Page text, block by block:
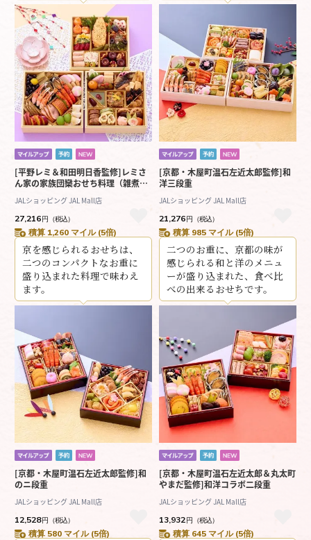
[平野レミ＆和田明日香監修]レミさ
ん家の家族団欒おせち料理（雑煮
JALショッピング JAL Mall店
27,216円 （税込）
積算 1,260 マイル (5倍)
[京都・木屋町温石左近太郎監修]和
洋三段重
JALショッピング JAL Mall店
21,276円 （税込）
積算 985 マイル (5倍)
京を感じられるおせちは、
二つのコンパクトなお重に
盛り込まれた料理で味わえ
ます。
[京都・木屋町温石左近太郎監修]和
のニ段重
JALショッピング JAL Mall店
12,528円 （税込）
積算 580 マイル (5倍)
二つのお重に、京都の味が
感じられる和と洋のメニュ
ーが盛り込まれた、食べ比
べの出来るおせちです。
[京都・木屋町温石左近太郎＆丸太町
やまだ監修]和洋コラボ二段重
JALショッピング JAL Mall店
13,932円 （税込）
積算 645 マイル (5倍)